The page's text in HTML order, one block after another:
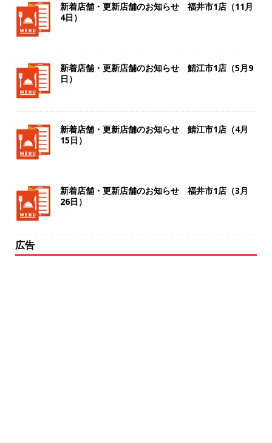
新着店舗・更新店舗のお知らせ 福井市1店（11月
4日）
新着店舗・更新店舗のお知らせ 鯖江市1店（5月9
日）
新着店舗・更新店舗のお知らせ 鯖江市1店（4月
15日）
新着店舗・更新店舗のお知らせ 福井市1店（3月
26日）
広告